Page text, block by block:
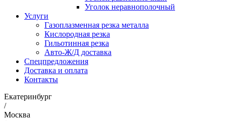
Уголок неравнополочный
Услуги
Газоплазменная резка металла
Кислородная резка
Гильотинная резка
Авто-Ж/Д доставка
Спецпредложения
Доставка и оплата
Контакты
Екатеринбург
/
Москва